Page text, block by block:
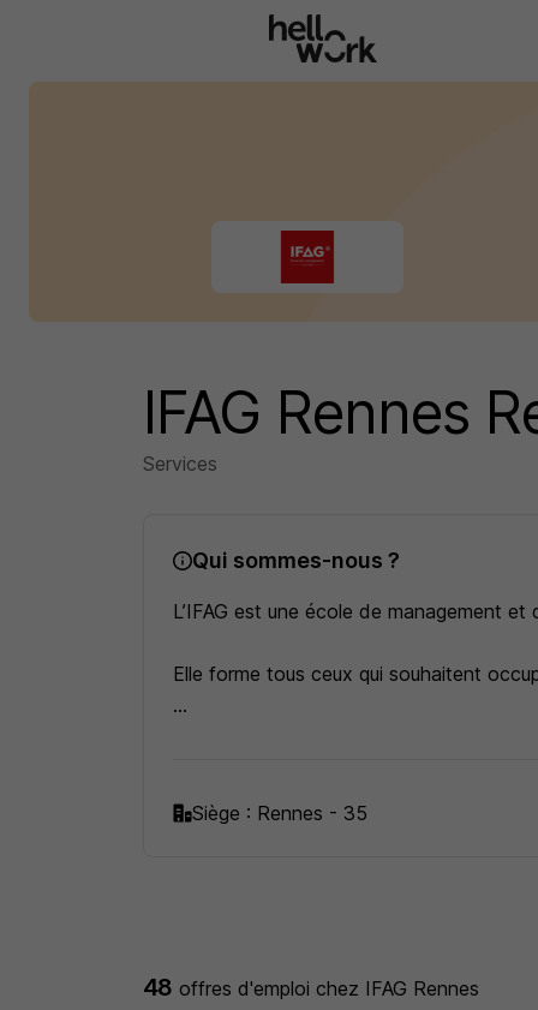
IFAG Rennes
Services
Qui sommes-nous ?
L’IFAG est une école de management et
Elle forme tous ceux qui souhaitent
En choisissant l’IFAG, vous optez pour
Siège : Rennes - 35
48 offres d'emploi chez IFAG Rennes